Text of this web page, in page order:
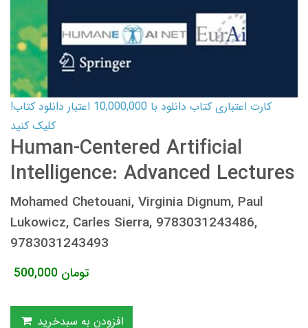
کارت اعتباری کتاب دانلود با 10,000,000 اعتبار دانلود کتاب!
کلیک کنید
Human-Centered Artificial
Intelligence: Advanced Lectures
Mohamed Chetouani, Virginia Dignum, Paul
Lukowicz, Carles Sierra, 9783031243486,
9783031243493
500,000 تومان
افزودن به سبدخرید